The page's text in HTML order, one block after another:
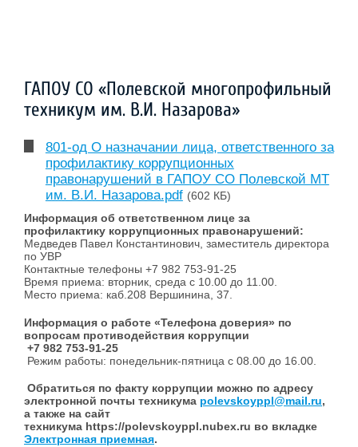
ГАПОУ СО «Полевской многопрофильный
техникум им. В.И. Назарова»
801-од О назначании лица, ответственного за
профилактику коррупционных
правонарушений в ГАПОУ СО Полевской МТ
им. В.И. Назарова.pdf (602 КБ)
Информация об ответственном лице за
профилактику коррупционных правонарушений:
Медведев Павел Константинович, заместитель директора
по УВР
Контактные телефоны +7 982 753-91-25
Время приема: вторник, среда с 10.00 до 11.00.
Место приема: каб.208 Вершинина, 37.
Информация о работе «Телефона доверия» по
вопросам противодействия коррупции
+7 982 753-91-25
Режим работы: понедельник-пятница с 08.00 до 16.00.
Обратиться по факту коррупции можно по адресу
электронной почты техникума polevskoyppl@mail.ru,
а также на сайт
техникума https://polevskoyppl.nubex.ru во вкладке
Электронная приемная.